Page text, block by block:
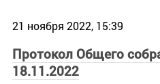
21 ноября 2022, 15:39
Протокол Общего
18.11.2022